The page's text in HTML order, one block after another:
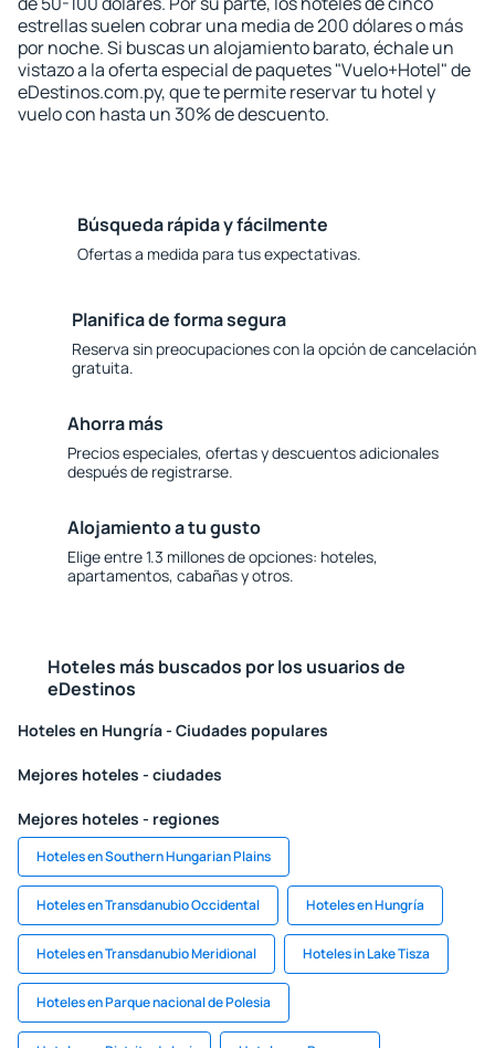
estrellas suelen cobrar una media de 200 dólares o más
por noche. Si buscas un alojamiento barato, échale un
vistazo a la oferta especial de paquetes "Vuelo+Hotel" de
eDestinos.com.py, que te permite reservar tu hotel y
vuelo con hasta un 30% de descuento.
Búsqueda rápida y fácilmente
Ofertas a medida para tus expectativas.
Planifica de forma segura
Reserva sin preocupaciones con la opción de cancelación
gratuita.
Ahorra más
Precios especiales, ofertas y descuentos adicionales
después de registrarse.
Alojamiento a tu gusto
Elige entre 1.3 millones de opciones: hoteles,
apartamentos, cabañas y otros.
Hoteles más buscados por los usuarios de
eDestinos
Hoteles en Hungría - Ciudades populares
Mejores hoteles - ciudades
Mejores hoteles - regiones
Hoteles en Southern Hungarian Plains
Hoteles en Transdanubio Occidental Hoteles en Hungría
Hoteles en Transdanubio Meridional Hoteles in Lake Tisza
Hoteles en Parque nacional de Polesia